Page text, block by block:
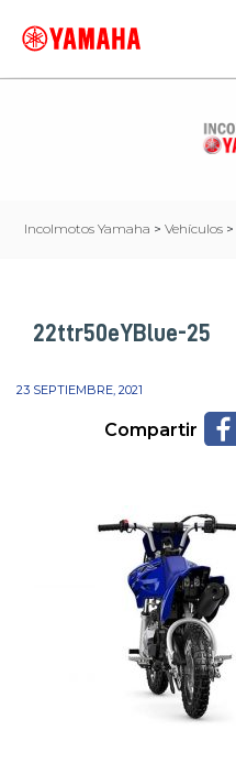
Incolmotos Yamaha > Vehículos >
22ttr50eYBlue-25
23 SEPTIEMBRE, 2021
Compartir